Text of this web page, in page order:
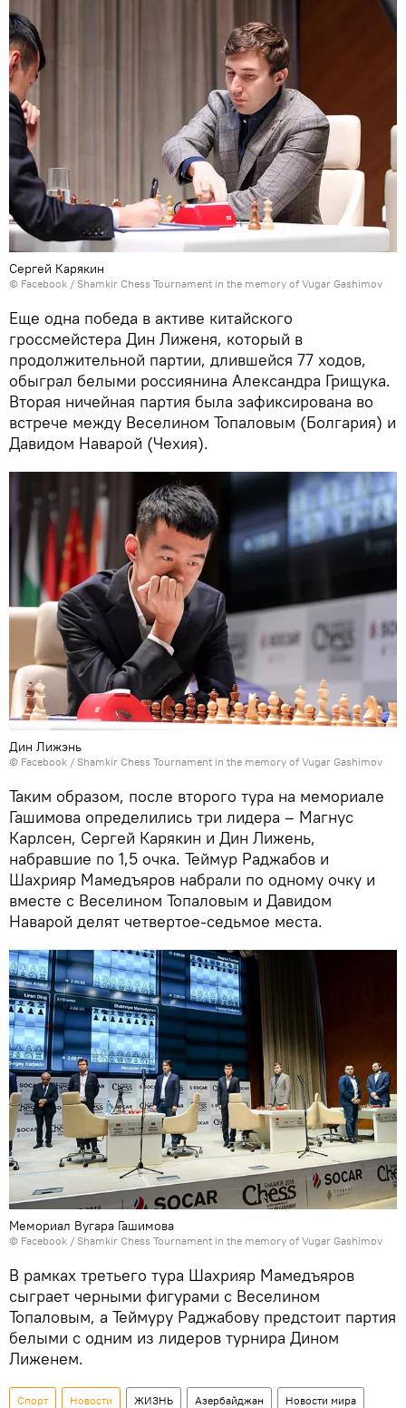
Сергей Карякин
© Facebook / Shamkir Chess Tournament in the memory of Vugar Gashimov
Еще одна победа в активе китайского
гроссмейстера Дин Лиженя, который в
продолжительной партии, длившейся 77 ходов,
обыграл белыми россиянина Александра Грищука.
Вторая ничейная партия была зафиксирована во
встрече между Веселином Топаловым (Болгария) и
Давидом Наварой (Чехия).
Дин Лижэнь
© Facebook / Shamkir Chess Tournament in the memory of Vugar Gashimov
Таким образом, после второго тура на мемориале
Гашимова определились три лидера – Магнус
Карлсен, Сергей Карякин и Дин Лижень,
набравшие по 1,5 очка. Теймур Раджабов и
Шахрияр Мамедъяров набрали по одному очку и
вместе с Веселином Топаловым и Давидом
Наварой делят четвертое-седьмое места.
Мемориал Вугара Гашимова
© Facebook / Shamkir Chess Tournament in the memory of Vugar Gashimov
В рамках третьего тура Шахрияр Мамедъяров
сыграет черными фигурами с Веселином
Топаловым, а Теймуру Раджабову предстоит партия
белыми с одним из лидеров турнира Дином
Лиженем.
Спорт Новости ЖИЗНЬ Азербайджан Новости мира